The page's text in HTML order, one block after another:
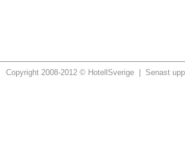
Copyright 2008-2012 © HotellSverige | Senast